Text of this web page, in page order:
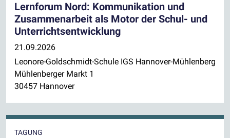
Lernforum Nord: Kommunikation und
Zusammenarbeit als Motor der Schul- und
Unterrichtsentwicklung
21.09.2026
Leonore-Goldschmidt-Schule IGS Hannover-Mühlenberg
Mühlenberger Markt 1
30457 Hannover
TAGUNG